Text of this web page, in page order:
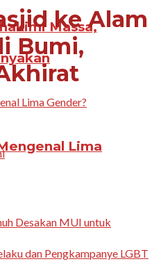
Massa,
Lima
ke Alam
Bumi,